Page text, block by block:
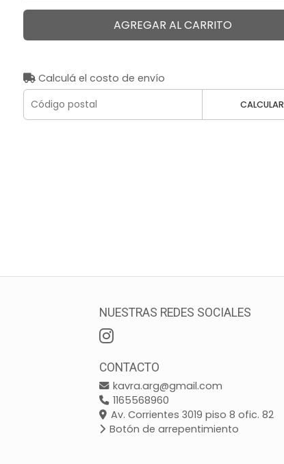
AGREGAR AL CARRITO
Calculá el costo de envío
CALCULAR
NUESTRAS REDES SOCIALES
CONTACTO
kavra.arg@gmail.com
1165568960
Av. Corrientes 3019 piso 8 ofic. 82
Botón de arrepentimiento